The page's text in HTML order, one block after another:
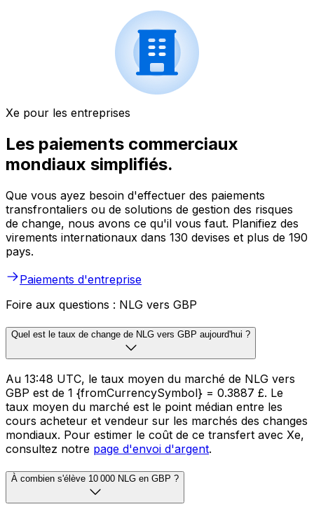
Xe pour les entreprises
Les paiements commerciaux
mondiaux simplifiés.
Que vous ayez besoin d'effectuer des paiements
transfrontaliers ou de solutions de gestion des risques
de change, nous avons ce qu'il vous faut. Planifiez des
virements internationaux dans 130 devises et plus de 190
pays.
Paiements d'entreprise
Foire aux questions : NLG vers GBP
Quel est le taux de change de NLG vers GBP aujourd'hui ?
Au 13:48 UTC, le taux moyen du marché de NLG vers
GBP est de 1 {fromCurrencySymbol} = 0.3887 £. Le
taux moyen du marché est le point médian entre les
cours acheteur et vendeur sur les marchés des changes
mondiaux. Pour estimer le coût de ce transfert avec Xe,
consultez notre page d'envoi d'argent.
À combien s'élève 10 000 NLG en GBP ?